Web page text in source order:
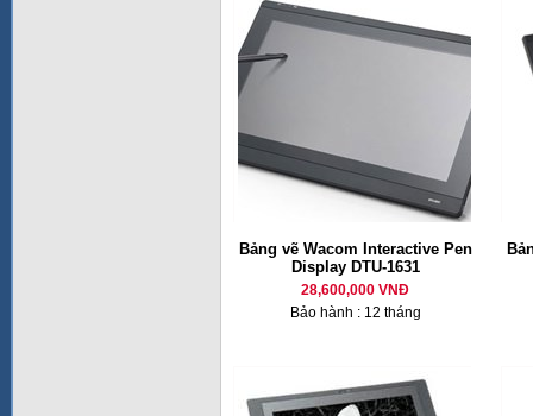
Bảng vẽ Wacom Interactive Pen
Display DTU-1631
28,600,000 VNĐ
Bảo hành : 12 tháng